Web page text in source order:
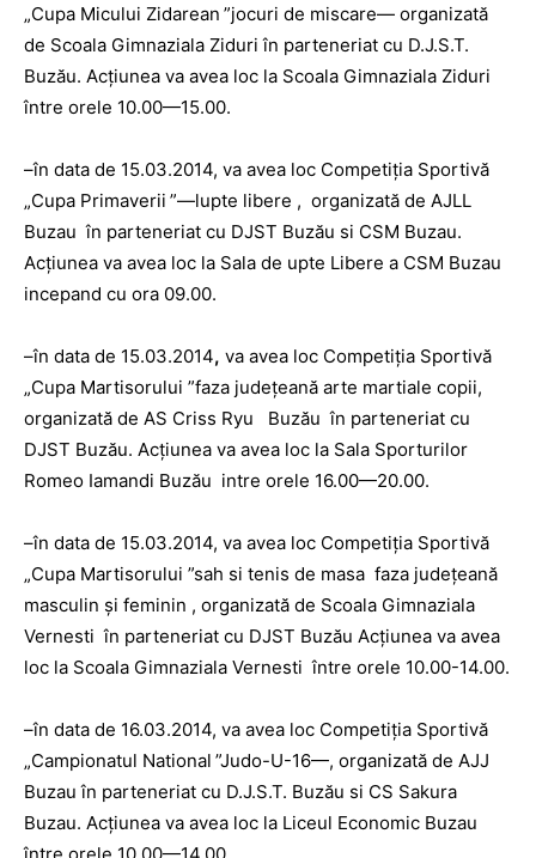
„Cupa Micului Zidarean ”jocuri de miscare— organizată
de Scoala Gimnaziala Ziduri în parteneriat cu D.J.S.T.
Buzău. Acţiunea va avea loc la Scoala Gimnaziala Ziduri
între orele 10.00—15.00.
–în data de 15.03.2014, va avea loc Competiţia Sportivă
„Cupa Primaverii ”—lupte libere , organizată de AJLL
Buzau în parteneriat cu DJST Buzău si CSM Buzau.
Acţiunea va avea loc la Sala de upte Libere a CSM Buzau
incepand cu ora 09.00.
–în data de 15.03.2014, va avea loc Competiţia Sportivă
„Cupa Martisorului ”faza judeţeană arte martiale copii,
organizată de AS Criss Ryu Buzău în parteneriat cu
DJST Buzău. Acţiunea va avea loc la Sala Sporturilor
Romeo Iamandi Buzău intre orele 16.00—20.00.
–în data de 15.03.2014, va avea loc Competiţia Sportivă
„Cupa Martisorului ”sah si tenis de masa faza judeţeană
masculin şi feminin , organizată de Scoala Gimnaziala
Vernesti în parteneriat cu DJST Buzău Acţiunea va avea
loc la Scoala Gimnaziala Vernesti între orele 10.00-14.00.
–în data de 16.03.2014, va avea loc Competiţia Sportivă
„Campionatul National ”Judo-U-16—, organizată de AJJ
Buzau în parteneriat cu D.J.S.T. Buzău si CS Sakura
Buzau. Acţiunea va avea loc la Liceul Economic Buzau